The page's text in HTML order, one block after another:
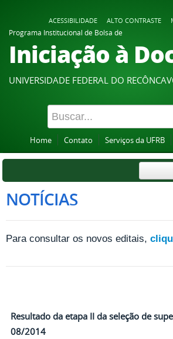
ACESSIBILIDADE ALTO CONTRASTE
Programa Institucional de Bolsa de
Iniciação à
UNIVERSIDADE FEDERAL DO
Home Contato Serviços da UFRB
NOTÍCIAS
Para consultar os novos editais,
Resultado da etapa II da seleção de
08/2014